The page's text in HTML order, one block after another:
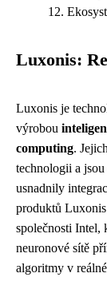
Luxonis:
Luxonis je
výrobou
computing.
technologii a
usnadnily
produktů
společnosti Intel,
neuronové sítě
algoritmy v